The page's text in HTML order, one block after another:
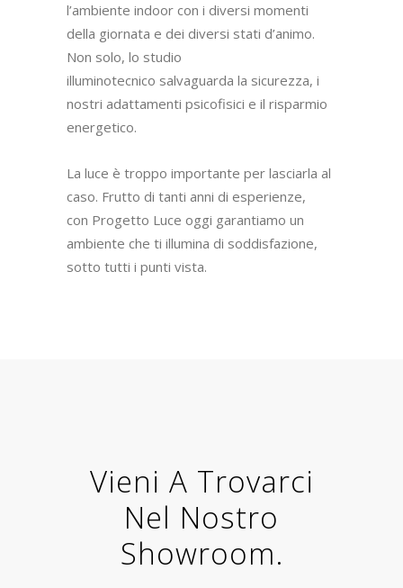
l’ambiente indoor con i diversi momenti
della giornata e dei diversi stati d’animo.
Non solo, lo studio
illuminotecnico salvaguarda la sicurezza, i
nostri adattamenti psicofisici e il risparmio
energetico.
La luce è troppo importante per lasciarla al
caso. Frutto di tanti anni di esperienze,
con Progetto Luce oggi garantiamo un
ambiente che ti illumina di soddisfazione,
sotto tutti i punti vista.
Vieni A Trovarci
Nel Nostro
Showroom.